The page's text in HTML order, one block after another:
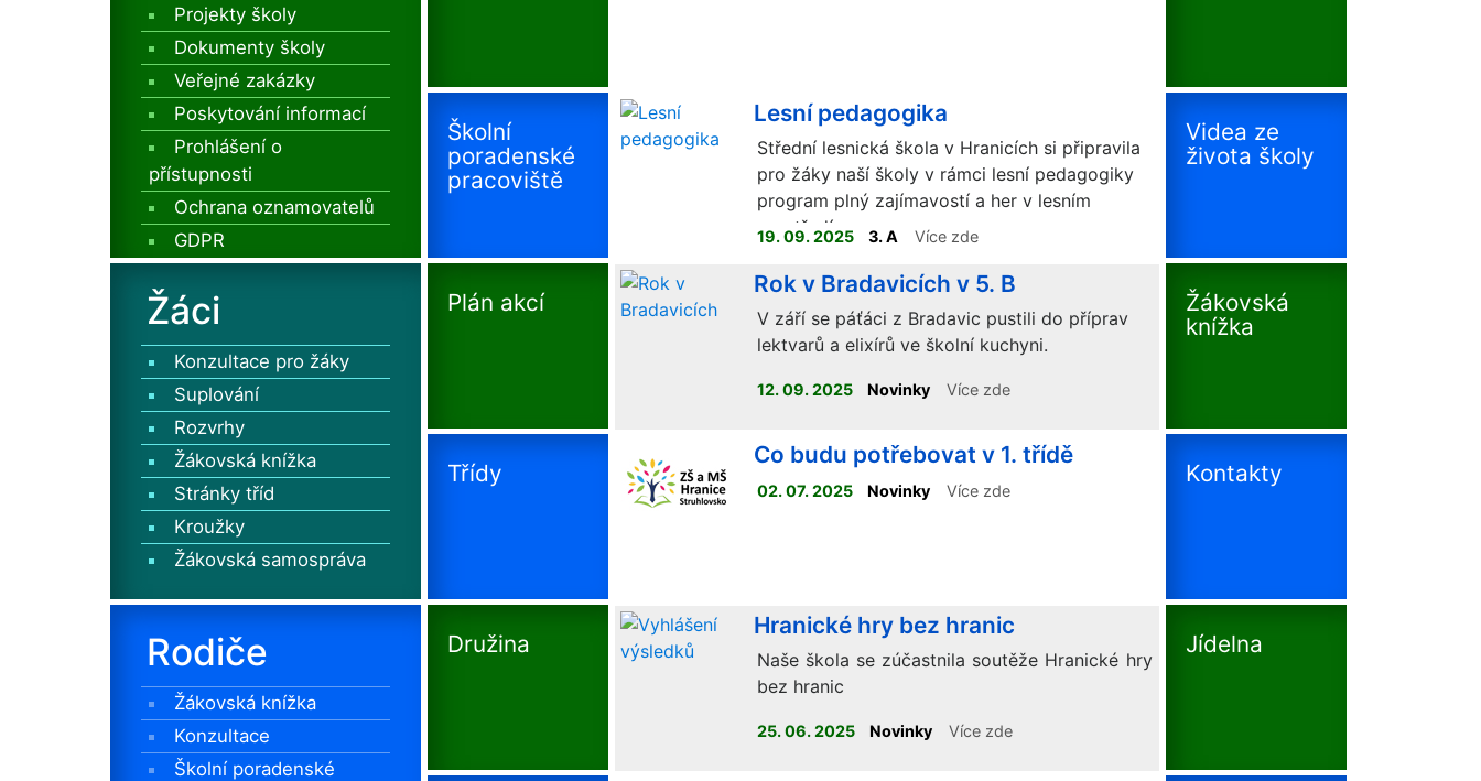
Projekty školy
Dokumenty školy
Veřejné zakázky
Poskytování informací
Prohlášení o
přístupnosti
Ochrana oznamovatelů
GDPR
Žáci
Konzultace pro žáky
Suplování
Rozvrhy
Žákovská knížka
Stránky tříd
Kroužky
Žákovská samospráva
Rodiče
Žákovská knížka
Konzultace
Školní poradenské
Školní
poradenské
pracoviště
Plán akcí
Třídy
Družina
Lesní pedagogika
Střední lesnická škola v Hranicích si připravila
pro žáky naší školy v rámci lesní pedagogiky
program plný zajímavostí a her v lesním
prostředí.
19. 09. 2025 3. A Více zde
Rok v Bradavicích v 5. B
V září se páťáci z Bradavic pustili do příprav
lektvarů a elixírů ve školní kuchyni.
12. 09. 2025 Novinky Více zde
Co budu potřebovat v 1. třídě
02. 07. 2025 Novinky Více zde
Hranické hry bez hranic
Naše škola se zúčastnila soutěže Hranické hry
bez hranic
25. 06. 2025 Novinky Více zde
Videa ze
života školy
Žákovská
knížka
Kontakty
Jídelna